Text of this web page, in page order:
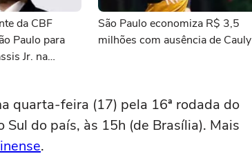
da CBF
Paulo para
Jr. na
São Paulo economiza R$ 3,5
milhões com ausência de Cauly
quarta-feira (17) pela 16ª rodada do
Sul do país, às 15h (de Brasília). Mais
.